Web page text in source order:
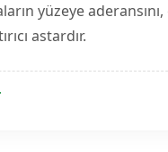
yüzeye
astardır.